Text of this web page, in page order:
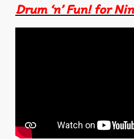
Drum ‘n’ Fun! for